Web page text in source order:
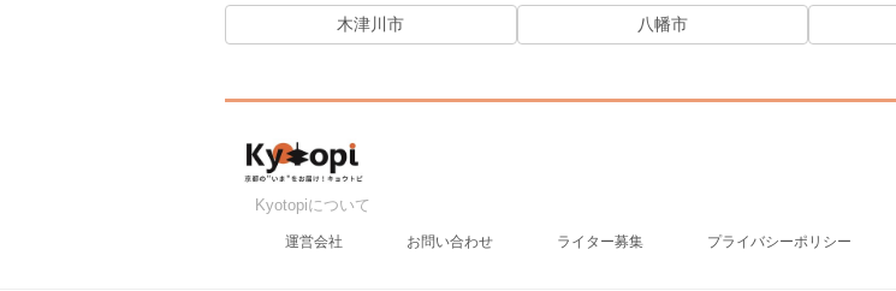
木津川市 八幡市
Kyotopiについて
運営会社 お問い合わせ ライター募集 プライバシーポリシー